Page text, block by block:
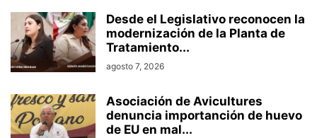
Desde el Legislativo reconocen la
modernización de la Planta de
Tratamiento...
agosto 7, 2026
Asociación de Avicultures
denuncia importanción de huevo
de EU en mal...